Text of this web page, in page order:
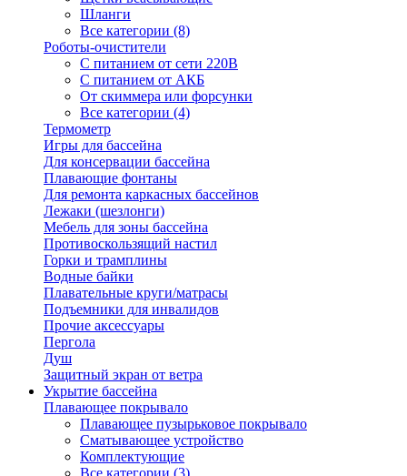
Шланги
Все категории (8)
Роботы-очистители
С питанием от сети 220В
С питанием от АКБ
От скиммера или форсунки
Все категории (4)
Термометр
Игры для бассейна
Для консервации бассейна
Плавающие фонтаны
Для ремонта каркасных бассейнов
Лежаки (шезлонги)
Мебель для зоны бассейна
Противоскользящий настил
Горки и трамплины
Водные байки
Плавательные круги/матрасы
Подъемники для инвалидов
Прочие аксессуары
Пергола
Душ
Защитный экран от ветра
Укрытие бассейна
Плавающее покрывало
Плавающее пузырьковое покрывало
Сматывающее устройство
Комплектующие
Все категории (3)